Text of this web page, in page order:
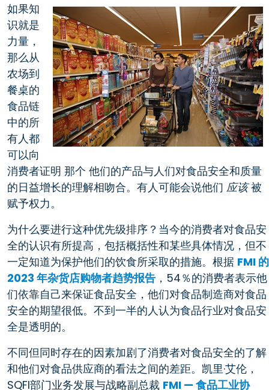
如果知
识就是
力量，
那么从
农场到
餐桌的
食品链
中的所
有人都
可以向
消费者证明 那个 他们的产品与人们对食品安全和质量
的日益增长的理解相吻合。有人可能会说他们 应该被
赋予权力。
为什么要进行这种优先级排序？当今的消费者对食品安
全的认识有所提高，包括概括性和某些具体情况，但不
一定知道为保护他们的饮食所采取的措施。根据 FMI 的
2023 年杂货店购物者趋势报告 ，54％的消费者表示他
们依靠自己来保证食品安全，他们对食品制造商对食品
安全的期望很低。不到一半的人认为食品行业对食品安
全是透明的。
不同但同时存在的因素加剧了消费者对食品安全的了解
和他们对食品供应商的看法之间的差距。凯里·艾伦，
SQFI部门业务发展与战略副总裁 FMI — 食品工业协